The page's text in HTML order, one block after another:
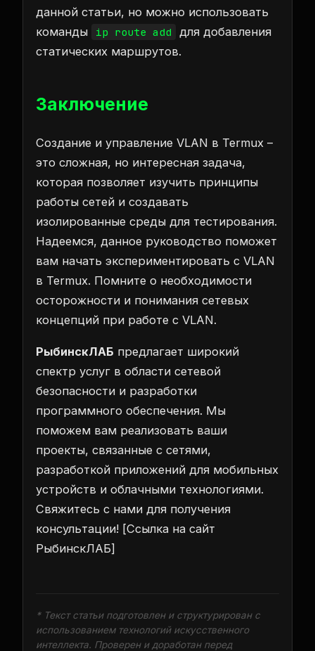
данной статьи, но можно использовать
команды
ip route add
для добавления
статических маршрутов.
Заключение
Создание и управление VLAN в Termux –
это сложная, но интересная задача,
которая позволяет изучить принципы
работы сетей и создавать
изолированные среды для тестирования.
Надеемся, данное руководство поможет
вам начать экспериментировать с VLAN
в Termux. Помните о необходимости
осторожности и понимания сетевых
концепций при работе с VLAN.
РыбинскЛАБ предлагает широкий
спектр услуг в области сетевой
безопасности и разработки
программного обеспечения. Мы
поможем вам реализовать ваши
проекты, связанные с сетями,
разработкой приложений для мобильных
устройств и облачными технологиями.
Свяжитесь с нами для получения
консультации! [Ссылка на сайт
РыбинскЛАБ]
* Текст статьи подготовлен и структурирован с
использованием технологий искусственного
интеллекта. Проверен и доработан перед